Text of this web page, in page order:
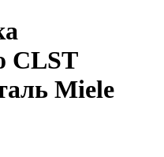
CLST
Miele